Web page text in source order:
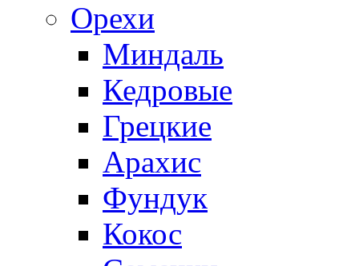
Орехи
Миндаль
Кедровые
Грецкие
Арахис
Фундук
Кокос